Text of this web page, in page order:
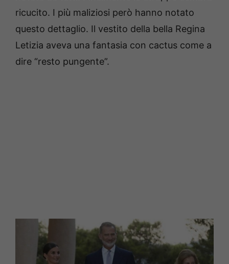
ricucito. I più maliziosi però hanno notato
questo dettaglio. Il vestito della bella Regina
Letizia aveva una fantasia con cactus come a
dire “resto pungente”.